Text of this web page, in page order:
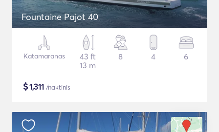
Fountaine Pajot 40
Katamaranas
43 ft
13 m
8 4 6
$1,311 /naktinis